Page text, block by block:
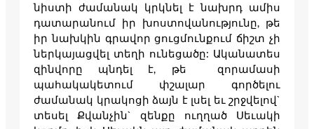
նիստի ժամանակ կրկնել է նախրդ ամիս
դատարանում իր խոստովանությունը, թե
իր նախկին գրավոր ցուցմունքում ճիշտ չի
ներկայացվել տեղի ունեցածը: Ականատես
զինվորը պնդել է, թե զորամասի
պահակակետում փշալար գործելու
ժամանակ կրակոցի ձայն է լսել եւ շրջվելով`
տեսել Քվանչին` զենքը ուղղած Սեւակի